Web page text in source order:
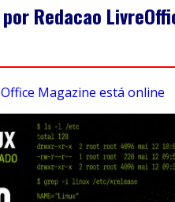
Redacao
Magazine está online